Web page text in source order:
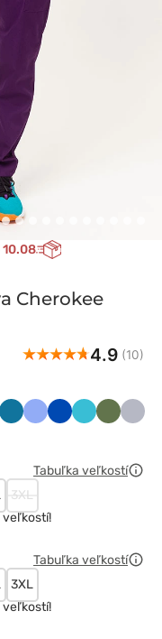
10.08
Cherokee
4.9 (10)
KaraibskiKlasyczny
Królewski
MorskiOliwkowy
Tabuľka veľkostí
3XL
veľkostí!
Tabuľka veľkostí
3XL
veľkostí!